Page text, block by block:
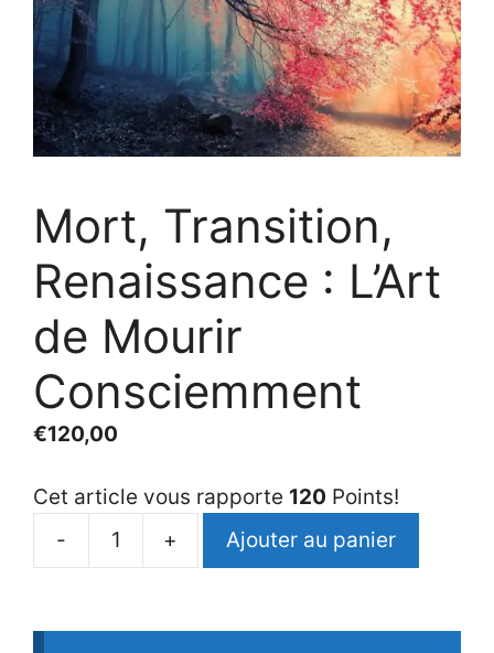
Mort, Transition,
Renaissance : L’Art
de Mourir
Consciemment
€120,00
Cet article vous rapporte 120 Points!
-
quantité
+ Ajouter au panier